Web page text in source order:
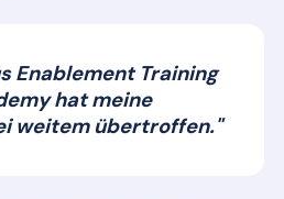
Enablement Training
hat meine
weitem übertroffen."